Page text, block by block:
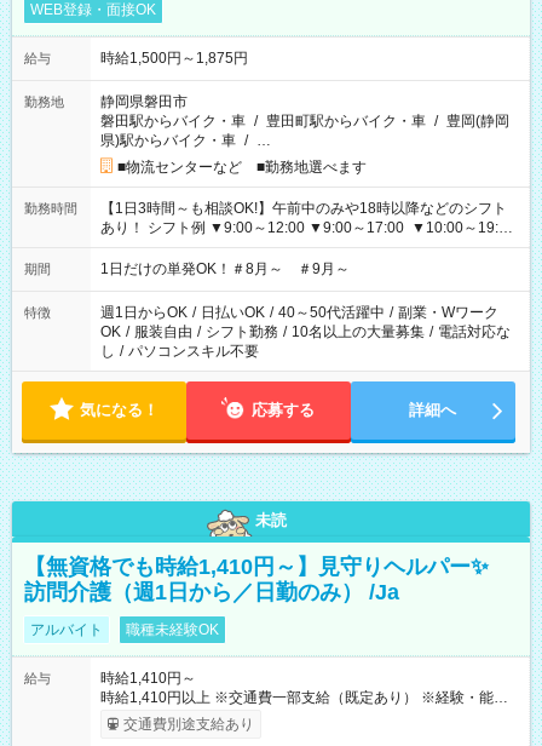
WEB登録・面接OK
給与 時給1,500円～1,875円
勤務地
静岡県磐田市
磐田駅からバイク・車 / 豊田町駅からバイク・車 / 豊岡(静岡
県)駅からバイク・車 / …
■物流センターなど ■勤務地選べます
勤務時間
【1日3時間～も相談OK!】午前中のみや18時以降などのシフト
あり！ シフト例 ▼9:00～12:00 ▼9:00～17:00 ▼10:00～19:00
▼18:00～21:00
期間 1日だけの単発OK！＃8月～ ＃9月～
特徴 週1日からOK / 日払いOK / 40～50代活躍中 / 副業・Wワーク
OK / 服装自由 / シフト勤務 / 10名以上の大量募集 / 電話対応な
し / パソコンスキル不要
気になる！ 応募する 詳細へ
未読
【無資格でも時給1,410円～】見守りヘルパー✨
訪問介護（週1日から／日勤のみ） /Ja
アルバイト 職種未経験OK
給与
時給1,410円～
時給1,410円以上 ※交通費一部支給（既定あり） ※経験・能力を
考慮して決定します 【収入例】 週1回勤務の場合：1,410円×8時
間×4回=4万5,120円 週3回勤務の場合：1,410円×8時間×12回
交通費別途支給あり